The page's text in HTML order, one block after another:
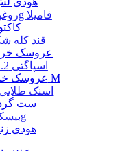
روغن آفتابگردان غنی شده 810g فامیلا
قند کله شکسته 5
اسپاگتی 1.2 رشته ای 700 گرمی مانا
اسنک طلایی پذیرایی
عروسک خرس
عروسک خمیری طرح دختر بادکنک مدل M
ست
هودی